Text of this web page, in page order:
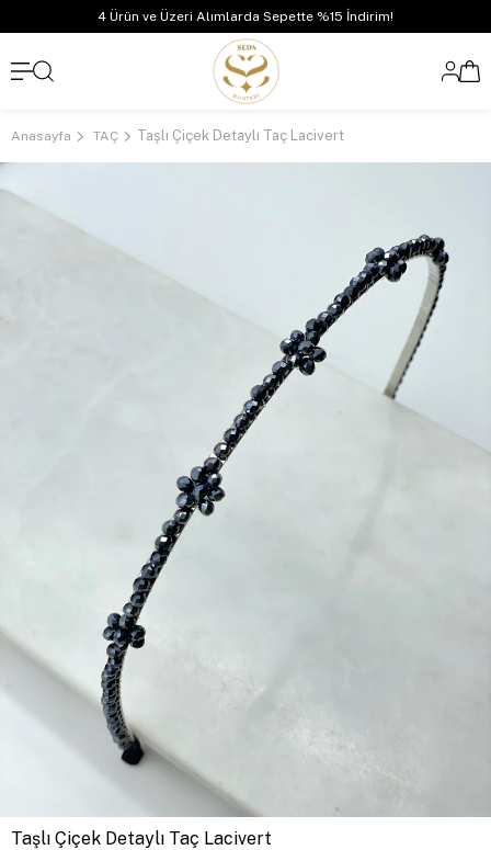
4 Ürün ve Üzeri Alımlarda Sepette %15 İndirim!
Anasayfa TAÇ Taşlı Çiçek Detaylı Taç Lacivert
Taşlı Çiçek Detaylı Taç Lacivert